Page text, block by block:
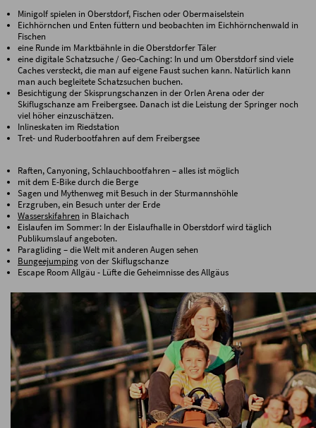
Minigolf spielen in Oberstdorf, Fischen oder Obermaiselstein
Eichhörnchen und Enten füttern und beobachten im Eichhörnchenwald in
Fischen
eine Runde im Marktbähnle in die Oberstdorfer Täler
eine digitale Schatzsuche / Geo-Caching: In und um Oberstdorf sind viele
Caches versteckt, die man auf eigene Faust suchen kann. Natürlich kann
man auch begleitete Schatzsuchen buchen.
Besichtigung der Skisprungschanzen in der Orlen Arena oder der
Skiflugschanze am Freibergsee. Danach ist die Leistung der Springer noch
viel höher einzuschätzen.
Inlineskaten im Riedstation
Tret- und Ruderbootfahren auf dem Freibergsee
Raften, Canyoning, Schlauchbootfahren – alles ist möglich
mit dem E-Bike durch die Berge
Sagen und Mythenweg mit Besuch in der Sturmannshöhle
Erzgruben, ein Besuch unter der Erde
Wasserskifahren in Blaichach
Eislaufen im Sommer: In der Eislaufhalle in Oberstdorf wird täglich
Publikumslauf angeboten.
Paragliding – die Welt mit anderen Augen sehen
Bungeejumpingvon der Skiflugschanze
Escape Room Allgäu - Lüfte die Geheimnisse des Allgäus